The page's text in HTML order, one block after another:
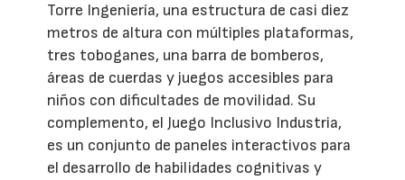
Torre Ingeniería, una estructura de casi diez
metros de altura con múltiples plataformas,
tres toboganes, una barra de bomberos,
áreas de cuerdas y juegos accesibles para
niños con dificultades de movilidad. Su
complemento, el Juego Inclusivo Industria,
es un conjunto de paneles interactivos para
el desarrollo de habilidades cognitivas y